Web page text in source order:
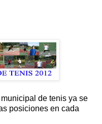
de tenis ya se
posiciones en cada